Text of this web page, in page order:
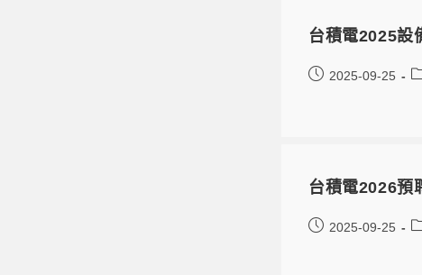
台積電2025設
2025-09-25
台積電2026預
2025-09-25